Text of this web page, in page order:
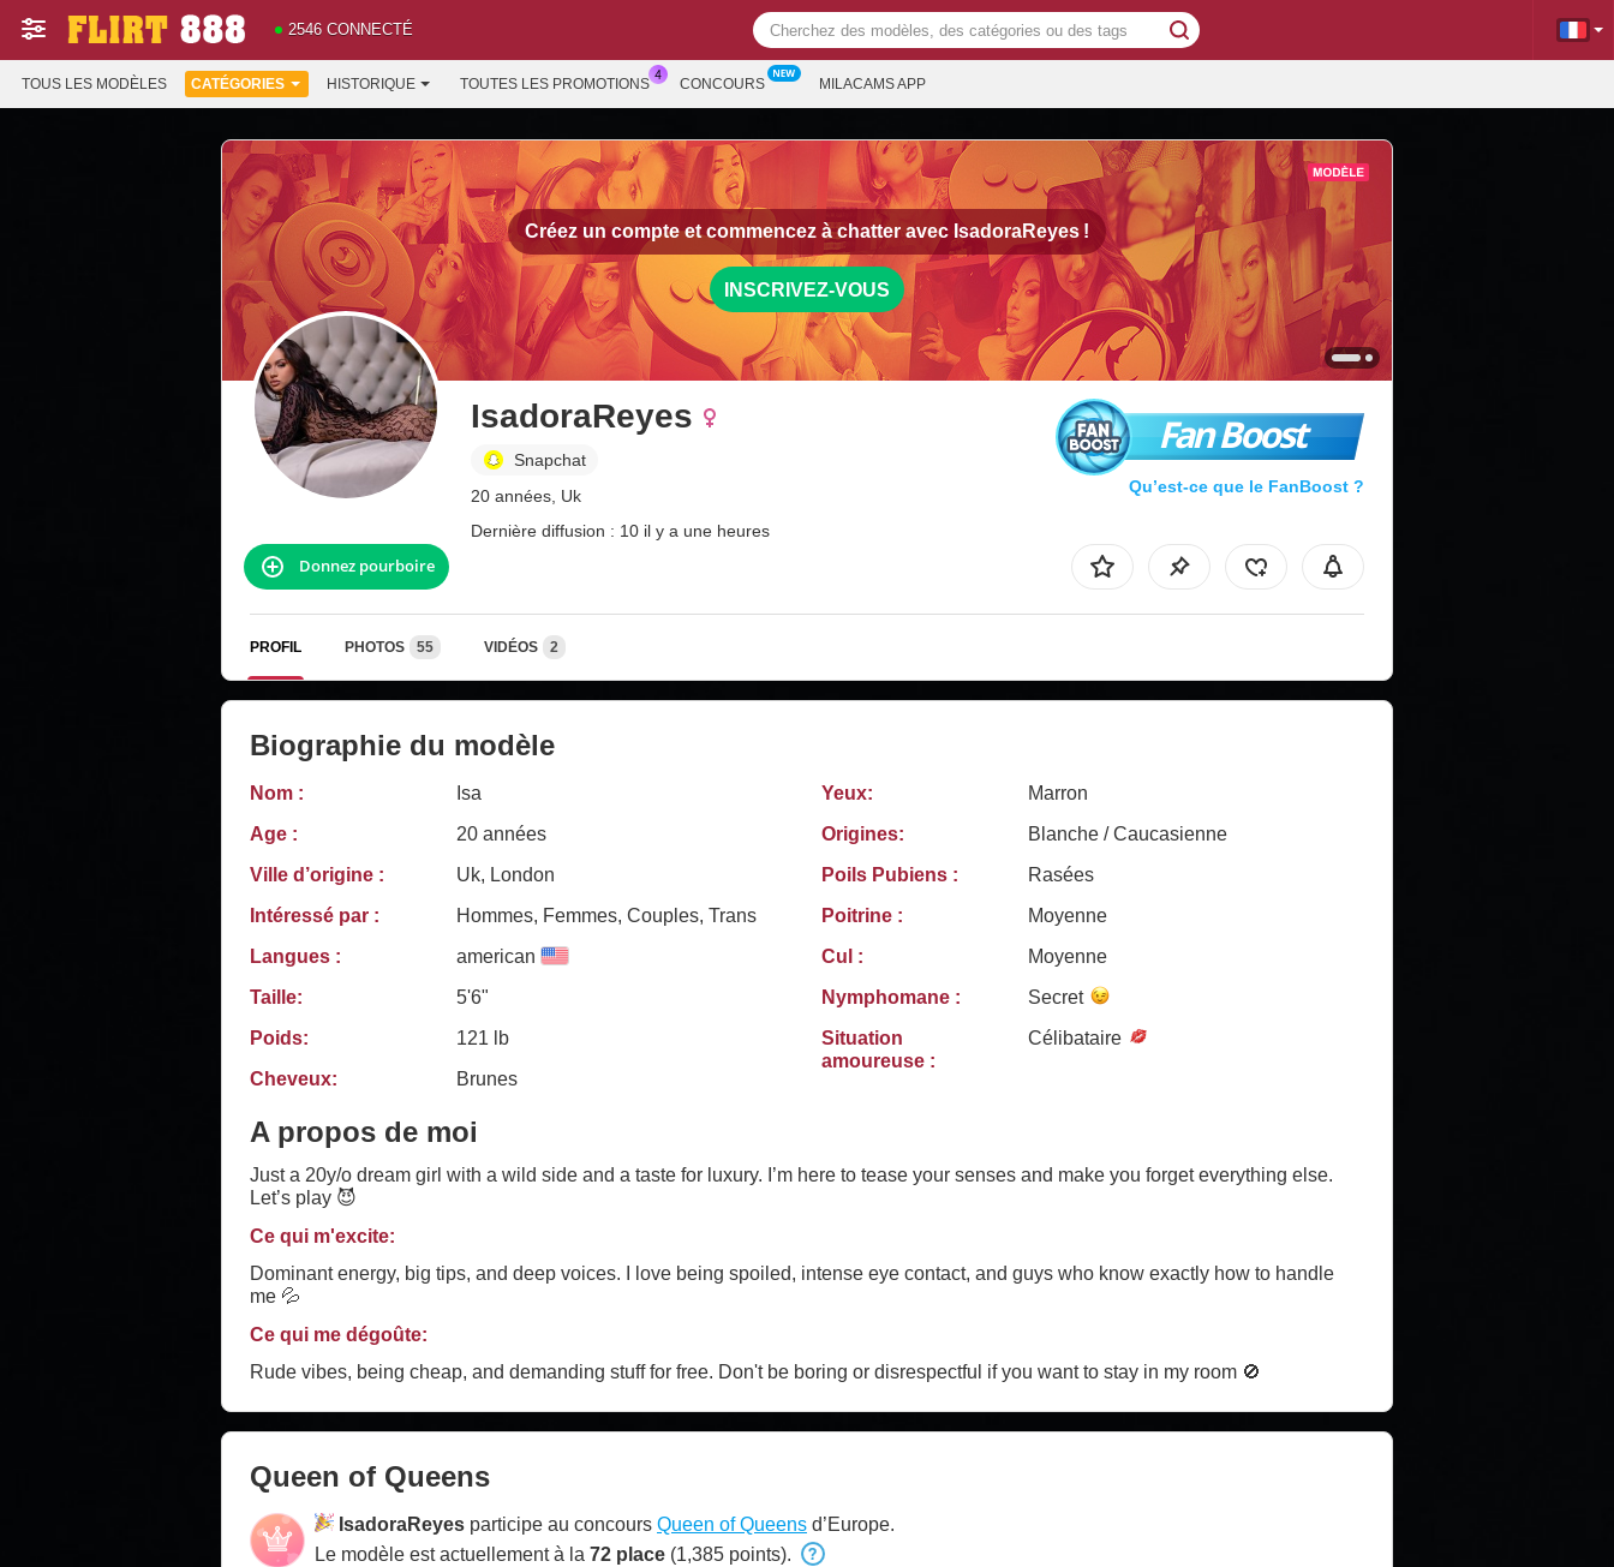
2546 CONNECTÉ
TOUS LES MODÈLES CATÉGORIES HISTORIQUE TOUTES LES PROMOTIONS CONCOURS MILACAMS APP
Créez un compte et commencez à chatter avec IsadoraReyes !
INSCRIVEZ-VOUS
IsadoraReyes
Snapchat
20 années, Uk
Dernière diffusion : 10 il y a une heures
Fan Boost
Qu’est-ce que le FanBoost ?
Donnez pourboire
PROFIL PHOTOS 55 VIDÉOS 2
Biographie du modèle
Nom :
Isa
Age :
20 années
Ville d’origine :
Uk, London
Intéressé par :
Hommes, Femmes, Couples, Trans
Langues :
american
Taille:
5'6"
Poids:
121 lb
Cheveux:
Brunes
Yeux:
Marron
Origines:
Blanche / Caucasienne
Poils Pubiens :
Rasées
Poitrine :
Moyenne
Cul :
Moyenne
Nymphomane :
Secret
Situation
amoureuse :
Célibataire
A propos de moi
Just a 20y/o dream girl with a wild side and a taste for luxury. I’m here to tease your senses and make you forget everything else.
Let’s play 😈
Ce qui m'excite:
Dominant energy, big tips, and deep voices. I love being spoiled, intense eye contact, and guys who know exactly how to handle
me 💦
Ce qui me dégoûte:
Rude vibes, being cheap, and demanding stuff for free. Don't be boring or disrespectful if you want to stay in my room 🚫
Queen of Queens
IsadoraReyes participe au concours Queen of Queens d’Europe.
Le modèle est actuellement à la 72 place (1,385 points).